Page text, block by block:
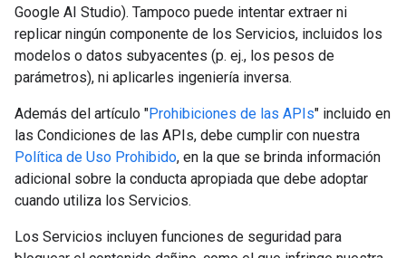
Google AI Studio). Tampoco puede intentar extraer ni
replicar ningún componente de los Servicios, incluidos los
modelos o datos subyacentes (p. ej., los pesos de
parámetros), ni aplicarles ingeniería inversa.
Además del artículo "Prohibiciones de las APIs" incluido en
las Condiciones de las APIs, debe cumplir con nuestra
Política de Uso Prohibido, en la que se brinda información
adicional sobre la conducta apropiada que debe adoptar
cuando utiliza los Servicios.
Los Servicios incluyen funciones de seguridad para